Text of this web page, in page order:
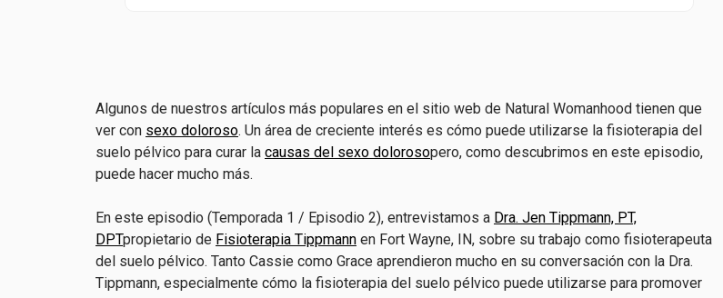
Algunos de nuestros artículos más populares en el sitio web de Natural Womanhood tienen que
ver con sexo doloroso. Un área de creciente interés es cómo puede utilizarse la fisioterapia del
suelo pélvico para curar la causas del sexo dolorosopero, como descubrimos en este episodio,
puede hacer mucho más.
En este episodio (Temporada 1 / Episodio 2), entrevistamos a Dra. Jen Tippmann, PT,
DPTpropietario de Fisioterapia Tippmann en Fort Wayne, IN, sobre su trabajo como fisioterapeuta
del suelo pélvico. Tanto Cassie como Grace aprendieron mucho en su conversación con la Dra.
Tippmann, especialmente cómo la fisioterapia del suelo pélvico puede utilizarse para promover